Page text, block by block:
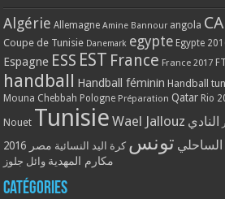
Algérie Allemagne Amine Bannour angola CA
Coupe de Tunisie Danemark egypte Egypte
Espagne ESS EST France France 2017
handball Handball féminin Handball
Mouna Chebbah Pologne Préparation Qatar Rio
Nouet Tunisie Wael Jallouz النادي
الساحلي تونس كرة اليد النسائية مصر 2016
مكارم المهدية وائل جلوز
Catégories